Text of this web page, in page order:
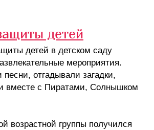
детей
детей в детском саду
мероприятия.
песни, отгадывали загадки,
вместе с Пиратами, Солнышком
возрастной группы получился